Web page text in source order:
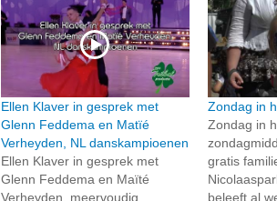
Ellen Klaver in gesprek met
Glenn Feddema en Matïé
Verheyden, NL danskampioenen
Ellen Klaver in gesprek met
Glenn Feddema en Maïté
Verheyden, meervoudig
Zondag in
Zondag in
gratis
beleeft al